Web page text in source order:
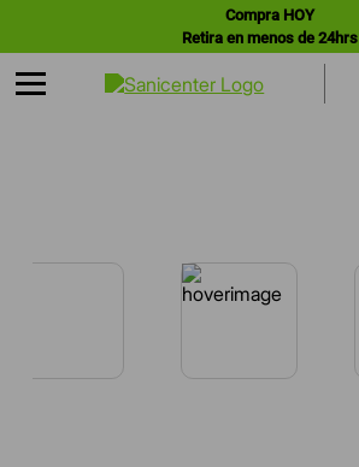
Compra HOY
Retira en menos de 24hrs